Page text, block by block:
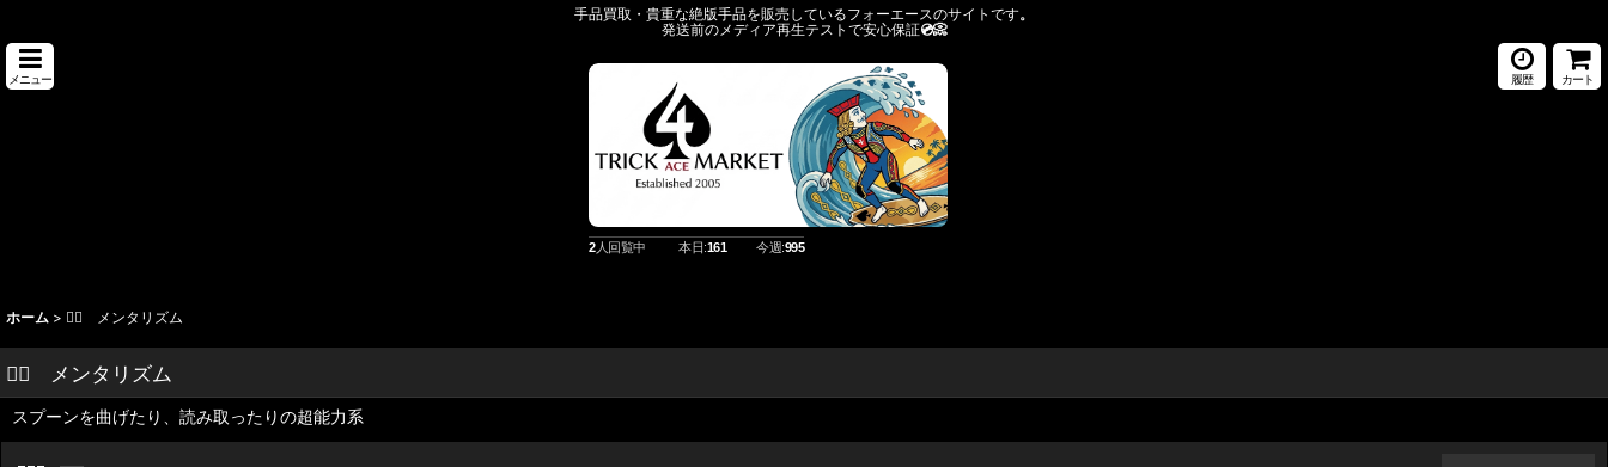
手品買取・貴重な絶版手品を販売しているフォーエースのサイトです。
発送前のメディア再生テストで安心保証💿️📀
メニュー
2人回覧中 本日:161 今週:995
履歴 カート
ホーム > 🧙‍♂️ メンタリズム
🧙‍♂️ メンタリズム
スプーンを曲げたり、読み取ったりの超能力系